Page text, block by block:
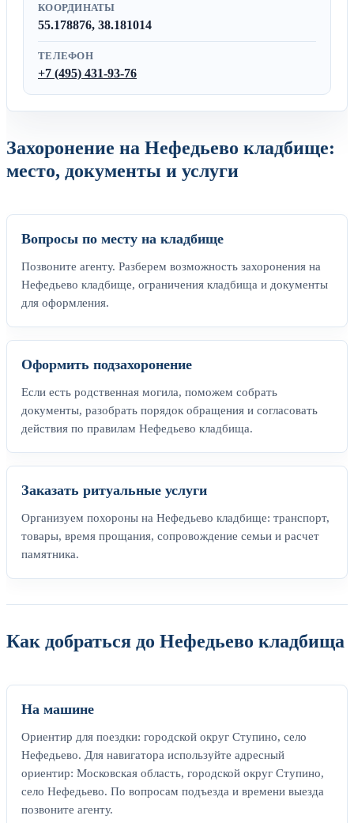
КООРДИНАТЫ
55.178876, 38.181014
ТЕЛЕФОН
+7 (495) 431-93-76
Захоронение на Нефедьево кладбище:
место, документы и услуги
Вопросы по месту на кладбище
Позвоните агенту. Разберем возможность захоронения на
Нефедьево кладбище, ограничения кладбища и документы
для оформления.
Оформить подзахоронение
Если есть родственная могила, поможем собрать
документы, разобрать порядок обращения и согласовать
действия по правилам Нефедьево кладбища.
Заказать ритуальные услуги
Организуем похороны на Нефедьево кладбище: транспорт,
товары, время прощания, сопровождение семьи и расчет
памятника.
Как добраться до Нефедьево кладбища
На машине
Ориентир для поездки: городской округ Ступино, село
Нефедьево. Для навигатора используйте адресный
ориентир: Московская область, городской округ Ступино,
село Нефедьево. По вопросам подъезда и времени выезда
позвоните агенту.